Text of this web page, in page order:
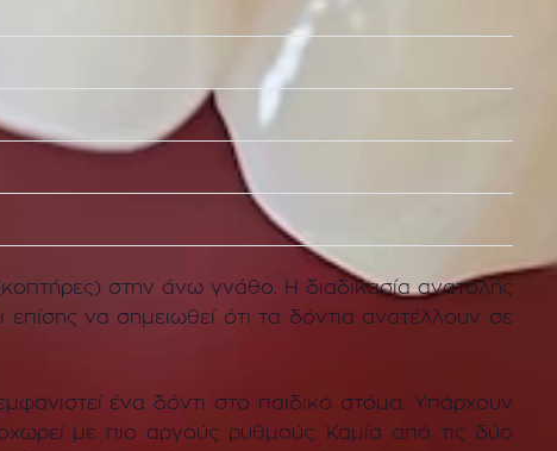
στην άνω γνάθο. Η διαδικασία ανατολής
επίσης να σημειωθεί ότι τα δόντια ανατέλλουν σε
ένα δόντι στο παιδικό στόμα. Υπάρχουν
με πιο αργούς ρυθμούς. Καμία από τις δύο